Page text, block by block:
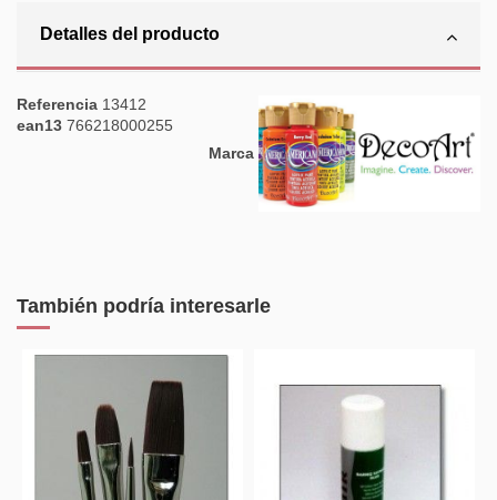
Detalles del producto
Marca
Referencia 13412
ean13 766218000255
También podría interesarle